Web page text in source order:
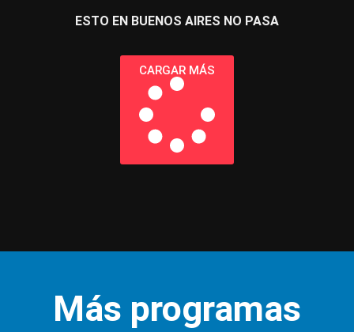
ESTO EN BUENOS AIRES NO PASA
CARGAR MÁS
Más programas